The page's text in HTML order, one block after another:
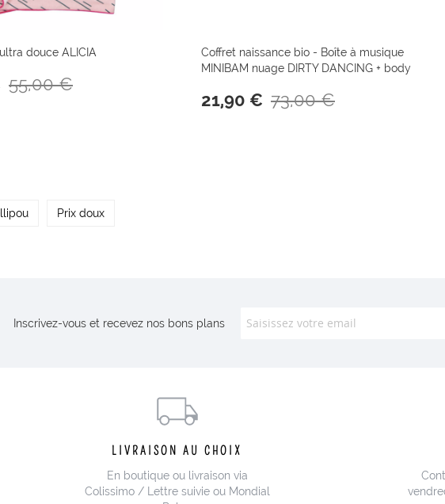
douce ALICIA
55,00 €
Coffret naissance bio - Boîte à musique
MINIBAM nuage DIRTY DANCING + body
21,90 € 73,00 €
Prix doux
Inscrivez-vous et recevez nos bons plans
LIVRAISON AU CHOIX
En boutique ou livraison via
Colissimo / Lettre suivie ou Mondial